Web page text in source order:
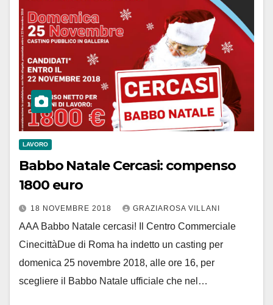
LAVORO
Babbo Natale Cercasi: compenso
1800 euro
18 NOVEMBRE 2018 GRAZIAROSA VILLANI
AAA Babbo Natale cercasi! Il Centro Commerciale
CinecittàDue di Roma ha indetto un casting per
domenica 25 novembre 2018, alle ore 16, per
scegliere il Babbo Natale ufficiale che nel…